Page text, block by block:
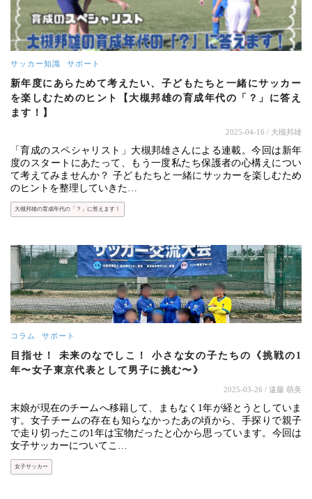
サッカー知識 サポート
新年度にあらためて考えたい、子どもたちと一緒にサッカー
を楽しむためのヒント【大槻邦雄の育成年代の「？」に答え
ます！】
2025-04-16 / 大槻邦雄
「育成のスペシャリスト」大槻邦雄さんによる連載。今回は新年
度のスタートにあたって、もう一度私たち保護者の心構えについ
て考えてみませんか？ 子どもたちと一緒にサッカーを楽しむため
のヒントを整理していきた…
大槻邦雄の育成年代の「？」に答えます！
コラム サポート
目指せ！ 未来のなでしこ！ 小さな女の子たちの《挑戦の1
年〜女子東京代表として男子に挑む〜》
2025-03-26 / 遠藤 萌美
末娘が現在のチームへ移籍して、まもなく1年が経とうとしていま
す。女子チームの存在も知らなかったあの頃から、手探りで親子
で走り切ったこの1年は宝物だったと心から思っています。今回は
女子サッカーについてこ…
女子サッカー